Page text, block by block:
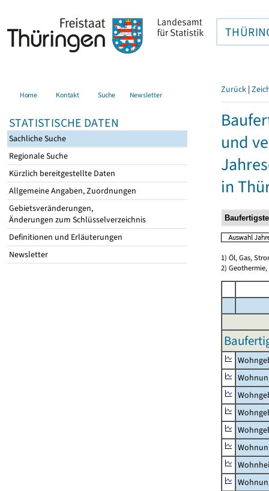
Home Kontakt Suche Newsletter
STATISTISCHE DATEN
Sachliche Suche
Regionale Suche
Kürzlich bereitgestellte Daten
Allgemeine Angaben, Zuordnungen
Gebietsveränderungen,
Änderungen zum Schlüsselverzeichnis
Definitionen und Erläuterungen
Newsletter
Zurück |
und
in
1) Öl, Gas,
2)